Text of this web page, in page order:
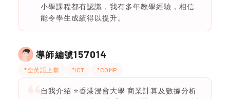
小學課程都有認識，我有多年教學經驗，相信
能令學生成績得以提升。
導師編號157014
*全英語上堂 *ICT *COMP
自我介紹 ⭐️香港浸會大學 商業計算及數據分析